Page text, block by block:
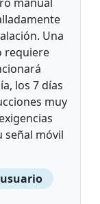
Una
requiere
los 7 días
muy
señal móvil